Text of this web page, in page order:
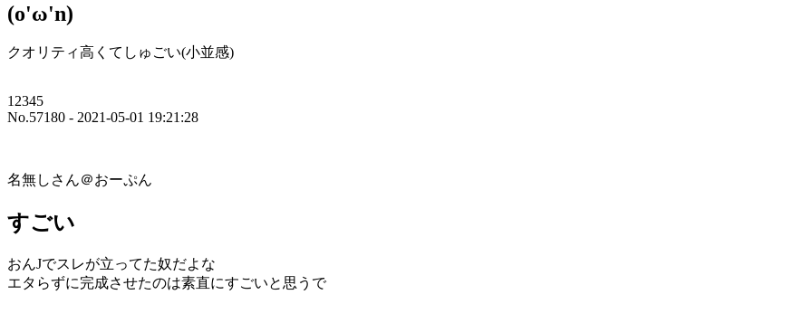
(o'ω'n)
クオリティ高くてしゅごい(小並感)
12345
No.57180 - 2021-05-01 19:21:28
名無しさん＠おーぷん
すごい
おんJでスレが立ってた奴だよな
エタらずに完成させたのは素直にすごいと思うで